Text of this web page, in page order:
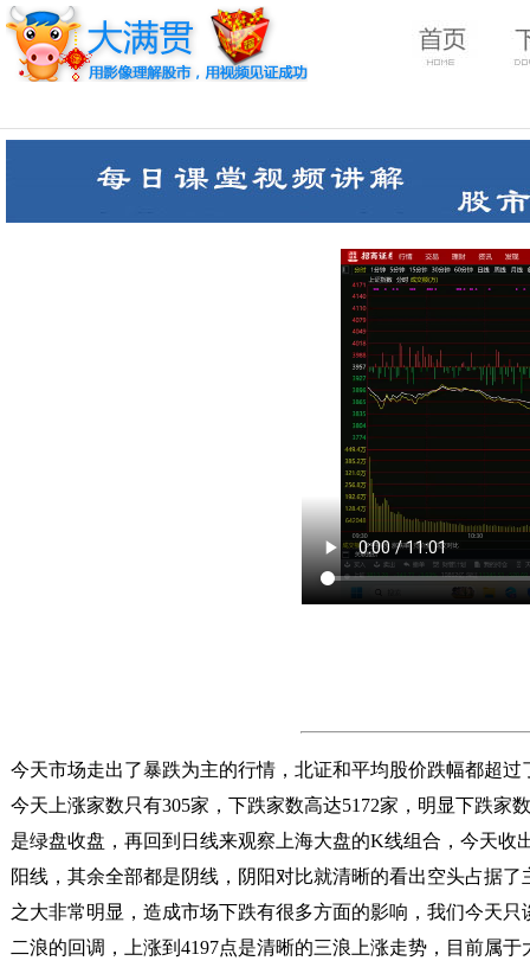
今天市场走出了暴跌为主的行情，北证和平均股价跌幅都超
今天上涨家数只有305家，下跌家数高达5172家，明显下跌
是绿盘收盘，再回到日线来观察上海大盘的K线组合，今天
阳线，其余全部都是阴线，阴阳对比就清晰的看出空头占据
之大非常明显，造成市场下跌有很多方面的影响，我们今天
二浪的回调，上涨到4197点是清晰的三浪上涨走势，目前属